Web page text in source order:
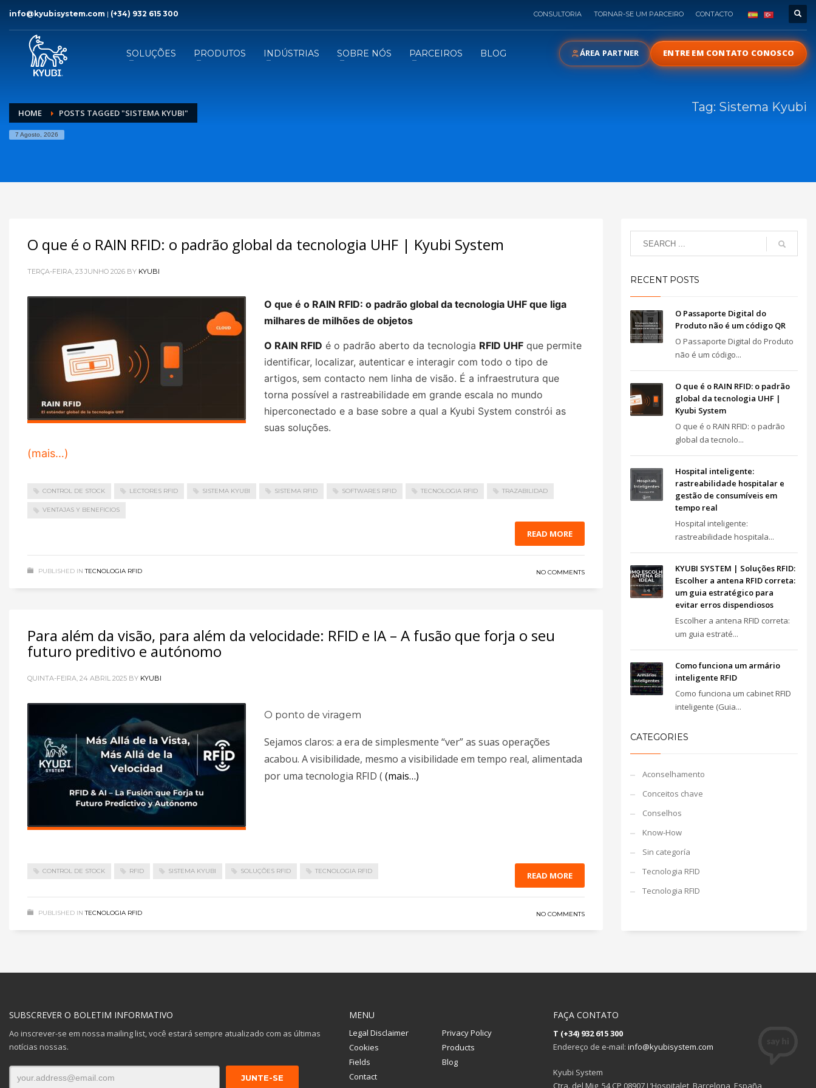
info@kyubisystem.com | (+34) 932 615 300 CONSULTORIA TORNAR-SE UM PARCEIRO CONTACTO
SOLUÇÕES PRODUTOS INDÚSTRIAS SOBRE NÓS PARCEIROS BLOG ÁREA PARTNER ENTRE EM CONTATO CONOSCO
HOME POSTS TAGGED "SISTEMA KYUBI"
7 Agosto, 2026
Tag: Sistema Kyubi
O que é o RAIN RFID: o padrão global da tecnologia UHF | Kyubi System
TERÇA-FEIRA, 23 JUNHO 2026 BY KYUBI
O que é o RAIN RFID: o padrão global da tecnologia UHF que liga
milhares de milhões de objetos
O RAIN RFID é o padrão aberto da tecnologia RFID UHF que permite
identificar, localizar, autenticar e interagir com todo o tipo de
artigos, sem contacto nem linha de visão. É a infraestrutura que
torna possível a rastreabilidade em grande escala no mundo
hiperconectado e a base sobre a qual a Kyubi System constrói as
suas soluções.
(mais…)
CONTROL DE STOCK LECTORES RFID SISTEMA KYUBI SISTEMA RFID SOFTWARES RFID TECNOLOGIA RFID TRAZABILIDAD
VENTAJAS Y BENEFICIOS
READ MORE
PUBLISHED IN TECNOLOGIA RFID NO COMMENTS
Para além da visão, para além da velocidade: RFID e IA – A fusão que forja o seu
futuro preditivo e autónomo
QUINTA-FEIRA, 24 ABRIL 2025 BY KYUBI
O ponto de viragem
Sejamos claros: a era de simplesmente “ver” as suas operações
acabou. A visibilidade, mesmo a visibilidade em tempo real, alimentada
por uma tecnologia RFID ( (mais…)
CONTROL DE STOCK RFID SISTEMA KYUBI SOLUÇÕES RFID TECNOLOGIA RFID READ MORE
PUBLISHED IN TECNOLOGIA RFID NO COMMENTS
RECENT POSTS
O Passaporte Digital do
Produto não é um código QR
O Passaporte Digital do Produto
não é um código...
O que é o RAIN RFID: o padrão
global da tecnologia UHF |
Kyubi System
O que é o RAIN RFID: o padrão
global da tecnolo...
Hospital inteligente:
rastreabilidade hospitalar e
gestão de consumíveis em
tempo real
Hospital inteligente:
rastreabilidade hospitala...
KYUBI SYSTEM | Soluções RFID:
Escolher a antena RFID correta:
um guia estratégico para
evitar erros dispendiosos
Escolher a antena RFID correta:
um guia estraté...
Como funciona um armário
inteligente RFID
Como funciona um cabinet RFID
inteligente (Guia...
CATEGORIES
Aconselhamento
Conceitos chave
Conselhos
Know-How
Sin categoría
Tecnologia RFID
Tecnologia RFID
SUBSCREVER O BOLETIM INFORMATIVO
Ao inscrever-se em nossa mailing list, você estará sempre atualizado com as últimas
notícias nossas.
MENU
Legal Disclaimer
Privacy Policy
Cookies
Products
Fields
Blog
Contact
FAÇA CONTATO
T (+34) 932 615 300
Endereço de e-mail: info@kyubisystem.com
Kyubi System
Ctra. del Mig, 54 CP 08907 L’Hospitalet, Barcelona, España